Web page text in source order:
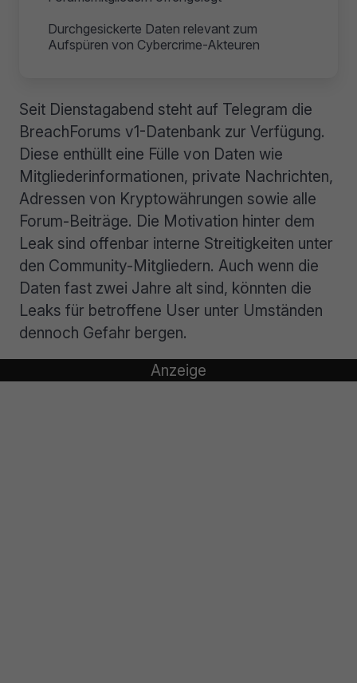
Durchgesickerte Daten relevant zum
Aufspüren von Cybercrime-Akteuren
Seit Dienstagabend steht auf Telegram die
BreachForums v1-Datenbank zur Verfügung.
Diese enthüllt eine Fülle von Daten wie
Mitgliederinformationen, private Nachrichten,
Adressen von Kryptowährungen sowie alle
Forum-Beiträge. Die Motivation hinter dem
Leak sind offenbar interne Streitigkeiten unter
den Community-Mitgliedern. Auch wenn die
Daten fast zwei Jahre alt sind, könnten die
Leaks für betroffene User unter Umständen
dennoch Gefahr bergen.